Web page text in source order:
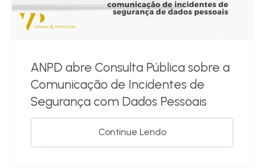
ANPD abre Consulta Pública sobre a
Comunicação de Incidentes de
Segurança com Dados Pessoais
Continue Lendo